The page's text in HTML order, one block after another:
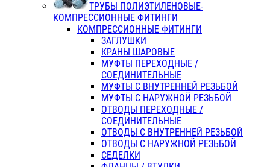
ТРУБЫ ПОЛИЭТИЛЕНОВЫЕ-
КОМПРЕССИОННЫЕ ФИТИНГИ
КОМПРЕССИОННЫЕ ФИТИНГИ
ЗАГЛУШКИ
КРАНЫ ШАРОВЫЕ
МУФТЫ ПЕРЕХОДНЫЕ /
СОЕДИНИТЕЛЬНЫЕ
МУФТЫ С ВНУТРЕННЕЙ РЕЗЬБОЙ
МУФТЫ С НАРУЖНОЙ РЕЗЬБОЙ
ОТВОДЫ ПЕРЕХОДНЫЕ /
СОЕДИНИТЕЛЬНЫЕ
ОТВОДЫ С ВНУТРЕННЕЙ РЕЗЬБОЙ
ОТВОДЫ С НАРУЖНОЙ РЕЗЬБОЙ
СЕДЕЛКИ